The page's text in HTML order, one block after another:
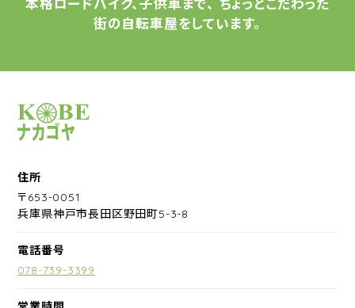
本格ロードバイク、子供車まで、 ちょっとこだわった
街の自転車屋をしています。
サイクルショップナカゴヤ
住所
〒653-0051
兵庫県神戸市長田区野田町5-3-8
電話番号
078-739-3399